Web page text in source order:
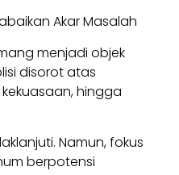
Akar Masalah
menjadi objek
disorot atas
hingga
Namun, fokus
berpotensi